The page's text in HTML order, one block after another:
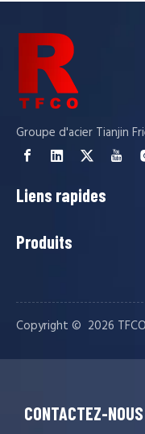
Groupe d'acier Tianjin
Liens rapides
Produits
Copyright © ️ 2026
CONTACTEZ-NOUS